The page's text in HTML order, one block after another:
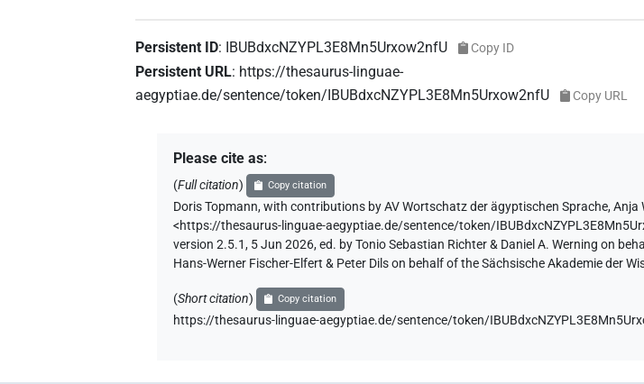
Persistent ID: IBUBdxcNZYPL3E8Mn5Urxow2nfU Copy ID
Persistent URL: https://thesaurus-linguae-
aegyptiae.de/sentence/token/IBUBdxcNZYPL3E8Mn5Urxow2nfU
Copy URL
Please cite as:
(Full citation) Copy citation
Doris Topmann,with contributions by AV Wortschatz der ägyptischen Sprache,Anja
<https://thesaurus-linguae-aegyptiae.de/sentence/token/
version 2.5.1, 5 Jun 2026, ed. by Tonio Sebastian Richter & Daniel A. Werning on
Hans-Werner Fischer-Elfert & Peter Dils on behalf of the Sächsische Akademie der
(Short citation) Copy citation
https://thesaurus-linguae-aegyptiae.de/sentence/token/